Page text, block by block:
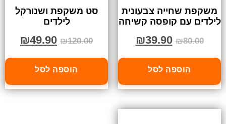
משקפת שחייה צבעונית
לילדים עם קופסה קשיחה
₪80.00
₪39.90
הוספה לסל
סט משקפת ושנורקל
לילדים
₪120.00
₪49.90
הוספה לסל